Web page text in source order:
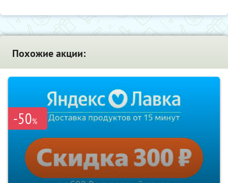
Похожие акции:
-50%